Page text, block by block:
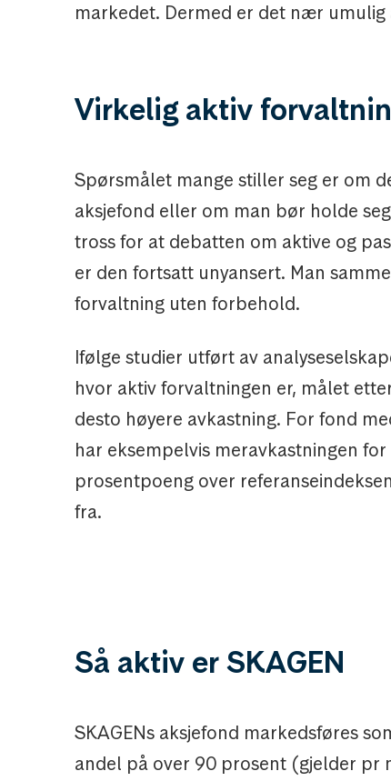
markedet. Dermed er det nær umulig
Virkelig aktiv
Spørsmålet mange stiller seg er om
aksjefond eller om man bør holde
tross for at debatten om aktive og
er den fortsatt unyansert. Man
forvaltning uten forbehold.
Ifølge studier utført av
hvor aktiv forvaltningen er, målet
desto høyere avkastning. For fond
har eksempelvis meravkastningen
prosentpoeng over
fra.
Så aktiv er SKAGEN
SKAGENs aksjefond markedsføres
andel på over 90 prosent (gjelder pr